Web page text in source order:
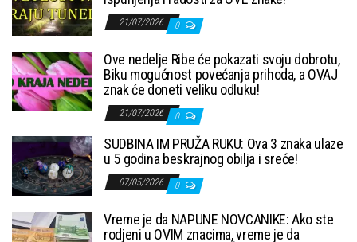
21/07/2026 0
Ove nedelje Ribe će pokazati svoju dobrotu,
Biku mogućnost povećanja prihoda, a OVAJ
znak će doneti veliku odluku!
21/07/2026 0
SUDBINA IM PRUŽA RUKU: Ova 3 znaka ulaze
u 5 godina beskrajnog obilja i sreće!
07/05/2026 0
Vreme je da NAPUNE NOVCANIKE: Ako ste
rodjeni u OVIM znacima, vreme je da